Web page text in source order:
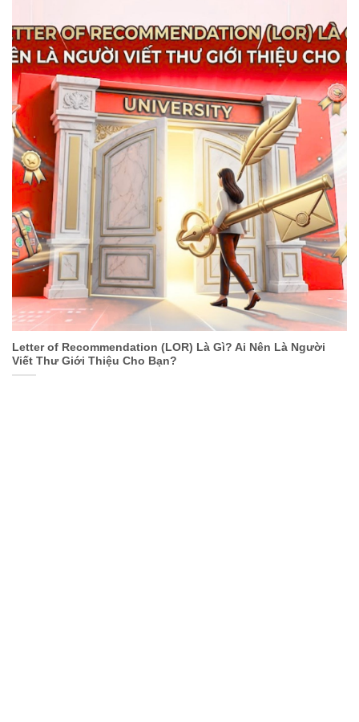
Letter of Recommendation (LOR) Là Gì? Ai Nên Là Người
Viết Thư Giới Thiệu Cho Bạn?